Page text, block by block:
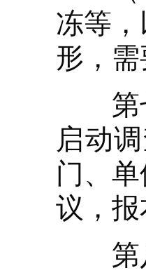
冻等
形，
第七
启动
门、
议，
第八